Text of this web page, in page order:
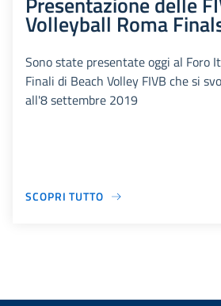
Volleyball Roma
Sono state presentate oggi al Foro
Finali di Beach Volley FIVB che si
all'8 settembre 2019
SCOPRI TUTTO